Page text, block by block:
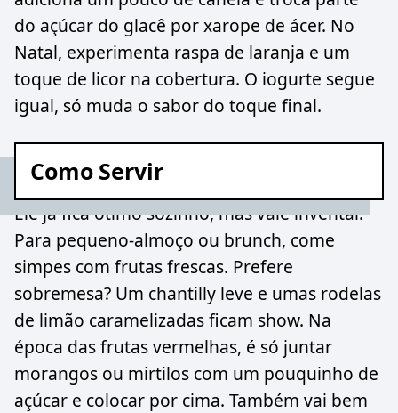
do açúcar do glacê por xarope de ácer. No
Natal, experimenta raspa de laranja e um
toque de licor na cobertura. O iogurte segue
igual, só muda o sabor do toque final.
Como Servir
Ele já fica ótimo sozinho, mas vale inventar.
Para pequeno-almoço ou brunch, come
simpes com frutas frescas. Prefere
sobremesa? Um chantilly leve e umas rodelas
de limão caramelizadas ficam show. Na
época das frutas vermelhas, é só juntar
morangos ou mirtilos com um pouquinho de
açúcar e colocar por cima. Também vai bem